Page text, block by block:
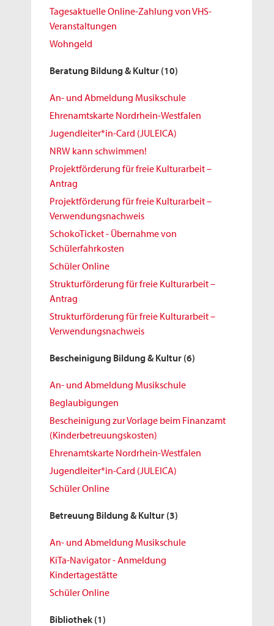
Tagesaktuelle Online-Zahlung von VHS-
Veranstaltungen
Wohngeld
Beratung Bildung & Kultur (10)
An- und Abmeldung Musikschule
Ehrenamtskarte Nordrhein-Westfalen
Jugendleiter*in-Card (JULEICA)
NRW kann schwimmen!
Projektförderung für freie Kulturarbeit –
Antrag
Projektförderung für freie Kulturarbeit –
Verwendungsnachweis
SchokoTicket - Übernahme von
Schülerfahrkosten
Schüler Online
Strukturförderung für freie Kulturarbeit –
Antrag
Strukturförderung für freie Kulturarbeit –
Verwendungsnachweis
Bescheinigung Bildung & Kultur (6)
An- und Abmeldung Musikschule
Beglaubigungen
Bescheinigung zur Vorlage beim Finanzamt
(Kinderbetreuungskosten)
Ehrenamtskarte Nordrhein-Westfalen
Jugendleiter*in-Card (JULEICA)
Schüler Online
Betreuung Bildung & Kultur (3)
An- und Abmeldung Musikschule
KiTa-Navigator - Anmeldung
Kindertagestätte
Schüler Online
Bibliothek (1)